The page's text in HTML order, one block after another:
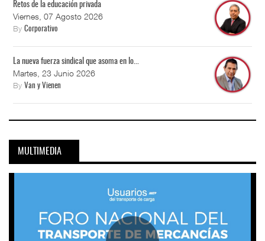
Retos de la educación privada
Viernes, 07 Agosto 2026
By Corporativo
La nueva fuerza sindical que asoma en lo...
Martes, 23 Junio 2026
By Van y Vienen
MULTIMEDIA